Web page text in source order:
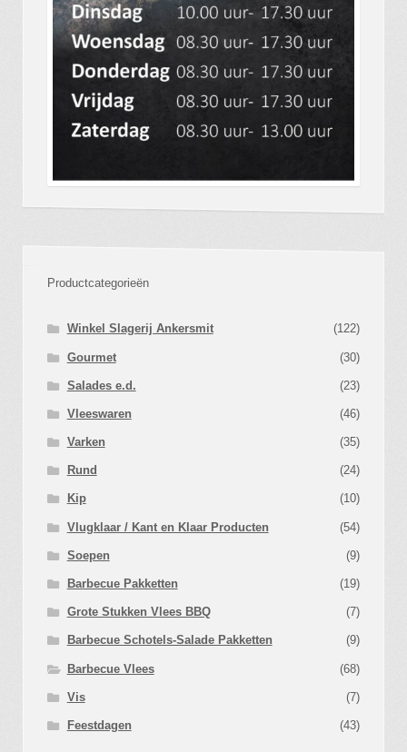
Productcategorieën
Winkel Slagerij Ankersmit (122)
Gourmet (30)
Salades e.d. (23)
Vleeswaren (46)
Varken (35)
Rund (24)
Kip (10)
Vlugklaar / Kant en Klaar Producten (54)
Soepen (9)
Barbecue Pakketten (19)
Grote Stukken Vlees BBQ (7)
Barbecue Schotels-Salade Pakketten (9)
Barbecue Vlees (68)
Vis (7)
Feestdagen (43)